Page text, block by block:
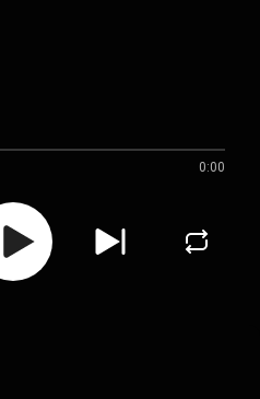
0:00